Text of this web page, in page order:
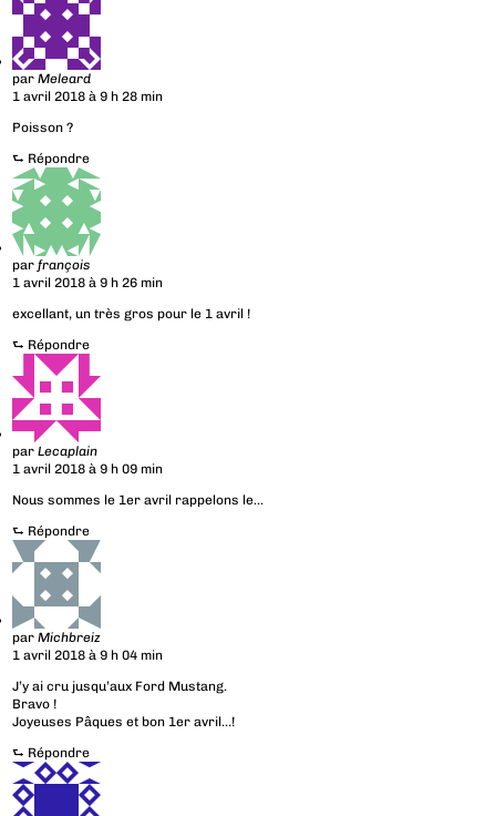
parMeleard
1 avril 2018 à 9 h 28 min
Poisson ?
⮑ Répondre
parfrançois
1 avril 2018 à 9 h 26 min
excellant, un très gros pour le 1 avril !
⮑ Répondre
parLecaplain
1 avril 2018 à 9 h 09 min
Nous sommes le 1er avril rappelons le…
⮑ Répondre
parMichbreiz
1 avril 2018 à 9 h 04 min
J’y ai cru jusqu’aux Ford Mustang.
Bravo !
Joyeuses Pâques et bon 1er avril…!
⮑ Répondre